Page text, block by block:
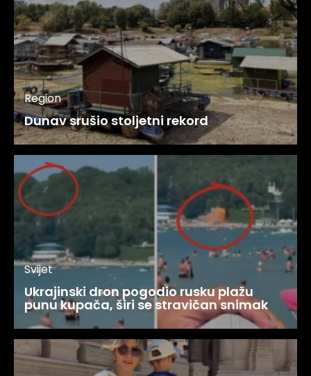
Region
Dunav srušio stoljetni rekord
Svijet
Ukrajinski dron pogodio rusku plažu
punu kupača, širi se stravičan snimak